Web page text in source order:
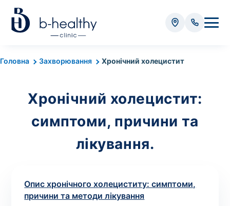
Головна Захворювання Хронічний холецистит
Хронічний холецистит:
симптоми, причини та
лікування.
Опис хронічного холециститу: симптоми,
причини та методи лікування
Аналізи
Вартість забору крові - 50 грн
Вартість забору біоматеріалу (крім крові) - від
35 грн